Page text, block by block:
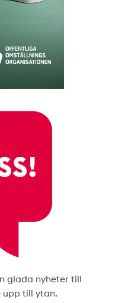
glada nyheter till
upp till ytan.